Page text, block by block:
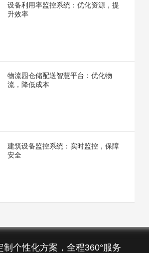
设备利用率监控系统：优化资源，提
升效率
物流园仓储配送智慧平台：优化物
流，降低成本
建筑设备监控系统：实时监控，保障
安全
制个性化方案，全程360°服务